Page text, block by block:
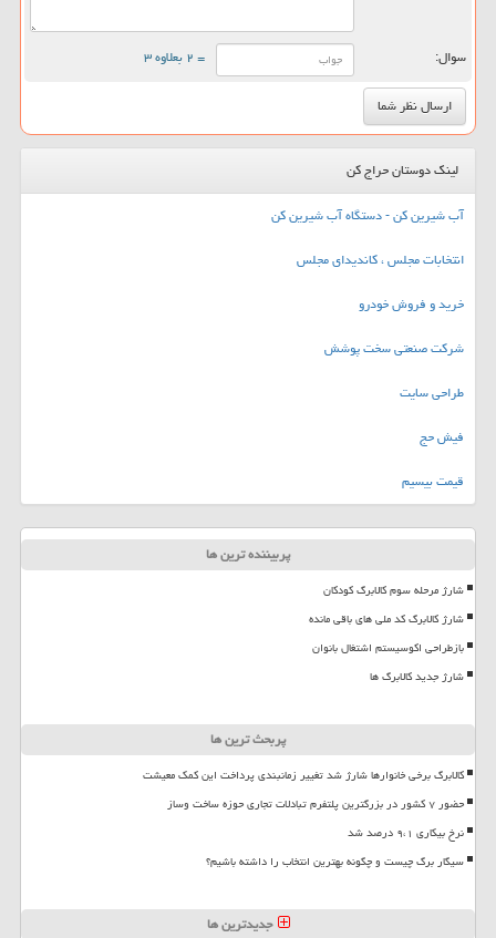
سوال: = ۲ بعلاوه ۳
لینک دوستان حراج کن
آب شیرین کن - دستگاه آب شیرین کن
انتخابات مجلس ، کاندیدای مجلس
خرید و فروش خودرو
شرکت صنعتی سخت پوشش
طراحی سایت
فیش حج
قیمت بیسیم
پربیننده ترین ها
شارژ مرحله سوم کالابرگ کودکان
شارژ کالابرگ کد ملی های باقی مانده
بازطراحی اکوسیستم اشتغال بانوان
شارژ جدید کالابرگ ها
پربحث ترین ها
کالابرگ برخی خانوارها شارژ شد تغییر زمانبندی پرداخت این کمک معیشت
حضور ۷ کشور در بزرگترین پلتفرم تبادلات تجاری حوزه ساخت وساز
نرخ بیکاری ۹،۱ درصد شد
سیگار برگ چیست و چگونه بهترین انتخاب را داشته باشیم؟
جدیدترین ها